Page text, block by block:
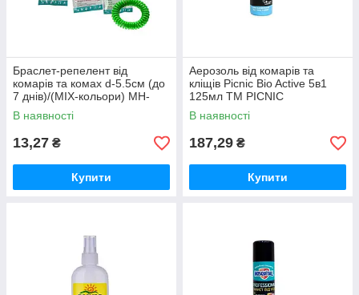
Браслет-репелент від
комарів та комах d-5.5см (до
7 днiв)/(MIX-кольори) MH-
5153-2 ТМ STENSON
В наявності
13,27 ₴
Купити
Аерозоль від комарів та
кліщів Picnic Bio Active 5в1
125мл ТМ PICNIC
В наявності
187,29 ₴
Купити